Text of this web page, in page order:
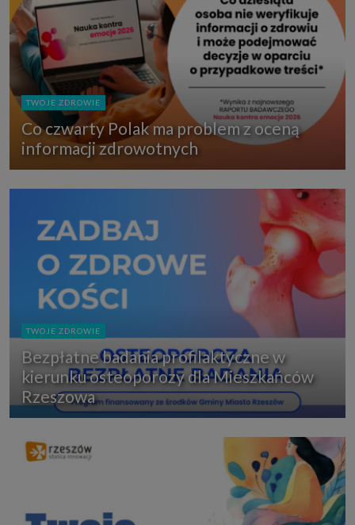
TWOJE ZDROWIE
Co czwarty Polak ma problem z oceną
informacji zdrowotnych
TWOJE ZDROWIE
Bezpłatne badania profilaktyczne w
kierunku osteoporozy dla Mieszkańców
Rzeszowa